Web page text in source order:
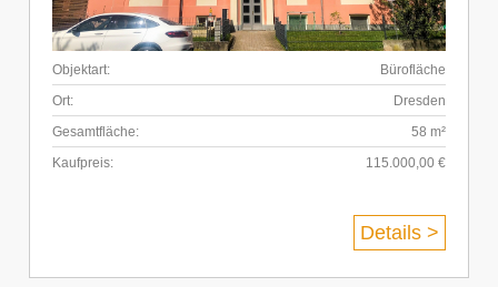
Objektart:
Bürofläche
Ort:
Dresden
Gesamtfläche:
58 m²
Kaufpreis:
115.000,00 €
Details >